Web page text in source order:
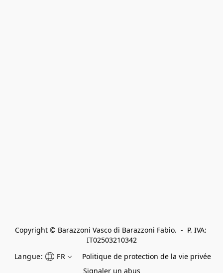
Copyright © Barazzoni Vasco di Barazzoni Fabio.  -  P. IVA:
IT02503210342
Langue:
FR
Politique de protection de la vie privée
Signaler un abus